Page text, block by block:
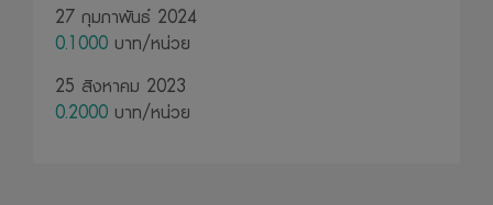
27 กุมภาพันธ์ 2024
0.1000 บาท/หน่วย
25 สิงหาคม 2023
0.2000 บาท/หน่วย